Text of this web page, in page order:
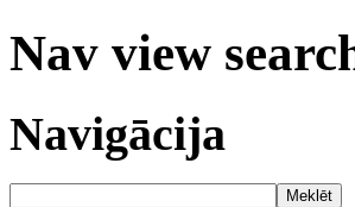
Nav view
Navigācija
Meklēt